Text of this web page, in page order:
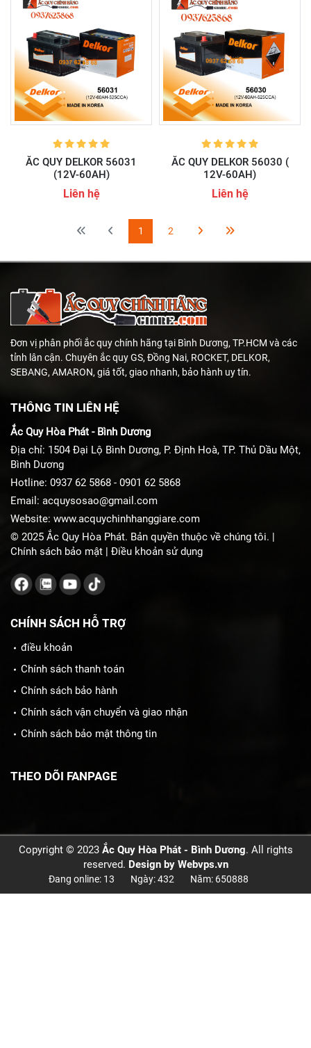
ẮC QUY DELKOR 56031
(12V-60AH)
Liên hệ
ẮC QUY DELKOR 56030 (
12V-60AH)
Liên hệ
1 2
Đơn vị phân phối ắc quy chính hãng tại Bình Dương, TP.HCM và các
tỉnh lân cận. Chuyên ắc quy GS, Đồng Nai, ROCKET, DELKOR,
SEBANG, AMARON, giá tốt, giao nhanh, bảo hành uy tín.
THÔNG TIN LIÊN HỆ
Ắc Quy Hòa Phát - Bình Dương
Địa chỉ: 1504 Đại Lộ Bình Dương, P. Định Hoà, TP. Thủ Dầu Một,
Bình Dương
Hotline: 0937 62 5868 - 0901 62 5868
Email: acquysosao@gmail.com
Website: www.acquychinhhanggiare.com
© 2025 Ắc Quy Hòa Phát. Bản quyền thuộc về chúng tôi. |
Chính sách bảo mật | Điều khoản sử dụng
CHÍNH SÁCH HỖ TRỢ
điều khoản
Chính sách thanh toán
Chính sách bảo hành
Chính sách vận chuyển và giao nhận
Chính sách bảo mật thông tin
THEO DÕI FANPAGE
Copyright © 2023 Ắc Quy Hòa Phát - Bình Dương. All rights
reserved. Design by Webvps.vn
Đang online: 13 Ngày: 432 Năm: 650888